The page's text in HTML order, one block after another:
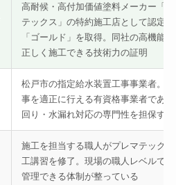
高耐候・高付加価値塗料メーカー「
テックス」の特約施工店として認定
「ゴールド」を取得。同社の高機能
正しく施工できる技術力の証明
松戸市の指定給水装置工事事業者。
事を適正に行える有資格事業者であ
回り・水漏れ対応の専門性を担保する
施工を担当する職人がプレマテック
工講習を修了。現場の職人レベルで
管理できる体制が整っている